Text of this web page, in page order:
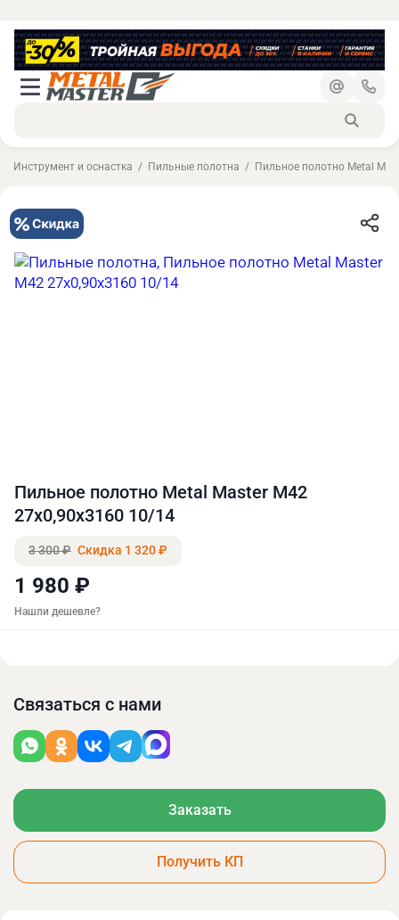
Инструмент и оснастка Пильные полотна Пильное полотно Metal
Пильное полотно Metal Master M42
27х0,90х3160 10/14
3 300 ₽ Скидка 1 320 ₽
1 980 ₽
Нашли дешевле?
Связаться с нами
Заказать
Получить КП